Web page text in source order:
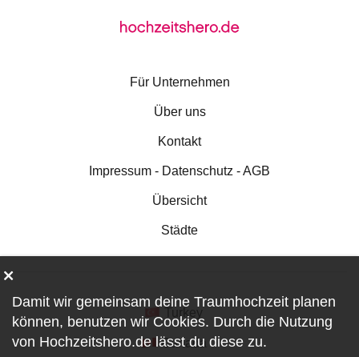
Für Unternehmen
Über uns
Kontakt
Impressum - Datenschutz - AGB
Übersicht
Städte
Canada
Damit wir gemeinsam deine Traumhochzeit planen
können, benutzen wir Cookies. Durch die Nutzung
von Hochzeitshero.de lässt du diese zu.